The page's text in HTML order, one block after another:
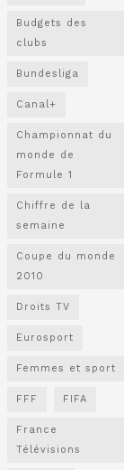
Budgets des
clubs
Bundesliga
Canal+
Championnat du
monde de
Formule 1
Chiffre de la
semaine
Coupe du monde
2010
Droits TV
Eurosport
Femmes et sport
FFF FIFA
France
Télévisions